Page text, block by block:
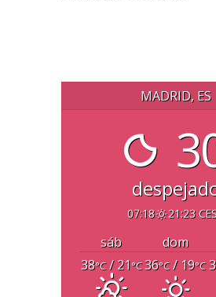
MADRID, ES
07:18 21:23
sáb dom
38°C/ 21°C36°C/ 19°C